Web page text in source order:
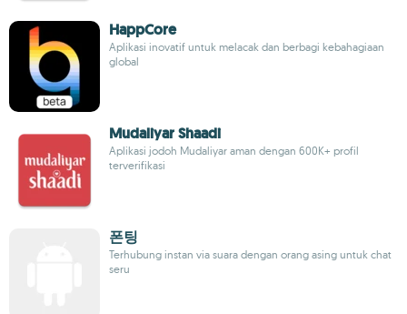
HappCore
Aplikasi inovatif untuk melacak dan berbagi kebahagiaan
global
Mudaliyar Shaadi
Aplikasi jodoh Mudaliyar aman dengan 600K+ profil
terverifikasi
폰팅
Terhubung instan via suara dengan orang asing untuk chat
seru